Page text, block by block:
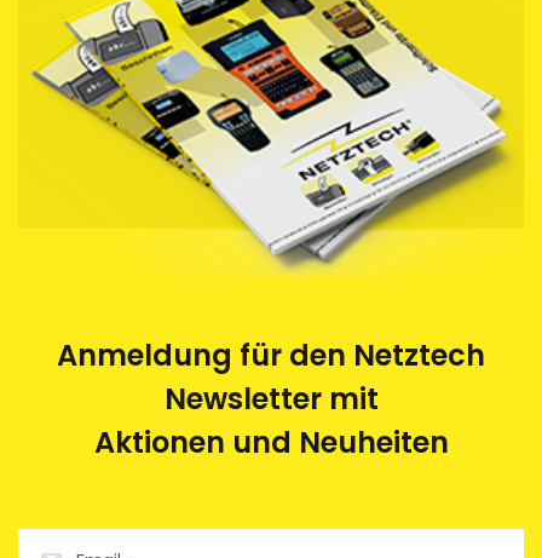
Anmeldung für den Netztech
Newsletter mit
Aktionen und Neuheiten